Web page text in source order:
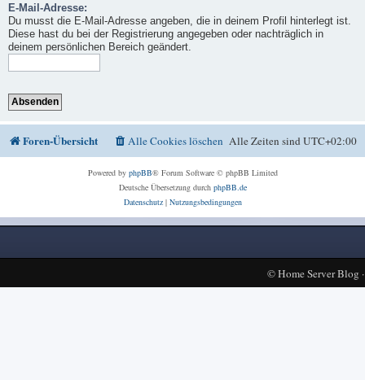
E-Mail-Adresse:
Du musst die E-Mail-Adresse angeben, die in deinem Profil hinterlegt ist.
Diese hast du bei der Registrierung angegeben oder nachträglich in
deinem persönlichen Bereich geändert.
Foren-Übersicht Alle Zeiten sindUTC+02:00
Alle Cookies löschen
Powered by phpBB® Forum Software © phpBB Limited
Deutsche Übersetzung durch phpBB.de
Datenschutz| Nutzungsbedingungen
©Home Server Blog